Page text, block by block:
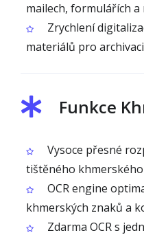
mailech, formulářích
Zrychlení
materiálů pro archivaci
Funkce
Vysoce přesné
tištěného
OCR engine
khmerských znaků a
Zdarma OCR s